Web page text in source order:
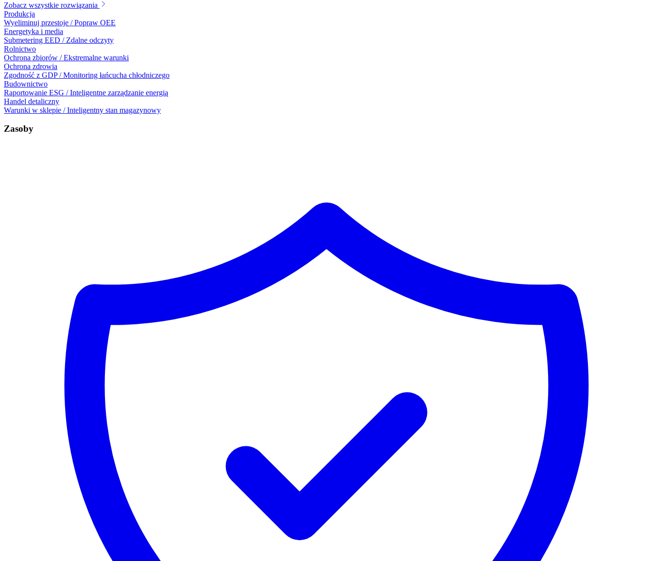
Zobacz wszystkie rozwiązania
Produkcja
Wyeliminuj przestoje / Popraw OEE
Energetyka i media
Submetering EED / Zdalne odczyty
Rolnictwo
Ochrona zbiorów / Ekstremalne warunki
Ochrona zdrowia
Zgodność z GDP / Monitoring łańcucha chłodniczego
Budownictwo
Raportowanie ESG / Inteligentne zarządzanie energią
Handel detaliczny
Warunki w sklepie / Inteligentny stan magazynowy
Zasoby